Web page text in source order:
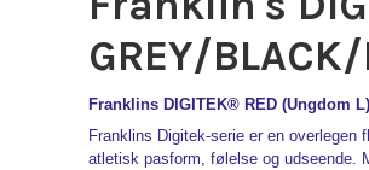
GREY/
Franklins DIGITEK® RED (Ungdom L)
Franklins Digitek-serie er en
atletisk pasform, følelse og